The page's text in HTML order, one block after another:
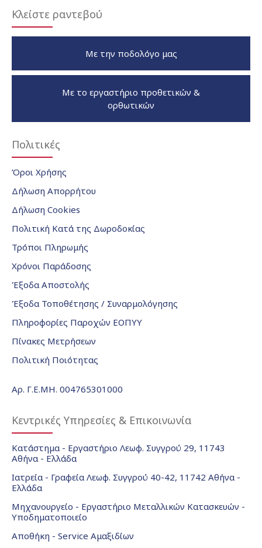
Κλείστε ραντεβού
Με την ποδολόγο μας
Με το εργαστήριο προθετικών &
ορθωτικών
Πολιτικές
Όροι Χρήσης
Δήλωση Απορρήτου
Δήλωση Cookies
Πολιτική Κατά της Δωροδοκίας
Τρόποι Πληρωμής
Χρόνοι Παράδοσης
Έξοδα Αποστολής
Έξοδα Τοποθέτησης / Συναρμολόγησης
Πληροφορίες Παροχών ΕΟΠΥΥ
Πίνακες Μετρήσεων
Πολιτική Ποιότητας
Αρ. Γ.Ε.ΜΗ. 004765301000
Κεντρικές Υπηρεσίες & Επικοινωνία
Κατάστημα - Εργαστήριο Λεωφ. Συγγρού 29, 11743
Αθήνα - Ελλάδα
Ιατρεία - Γραφεία Λεωφ. Συγγρού 40-42, 11742 Αθήνα -
Ελλάδα
Μηχανουργείο - Εργαστήριο Μεταλλικών Κατασκευών -
Υποδηματοποιείο
Αποθήκη - Service Αμαξιδίων